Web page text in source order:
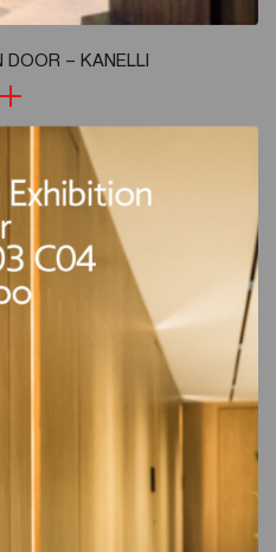
DOOR – KANELLI